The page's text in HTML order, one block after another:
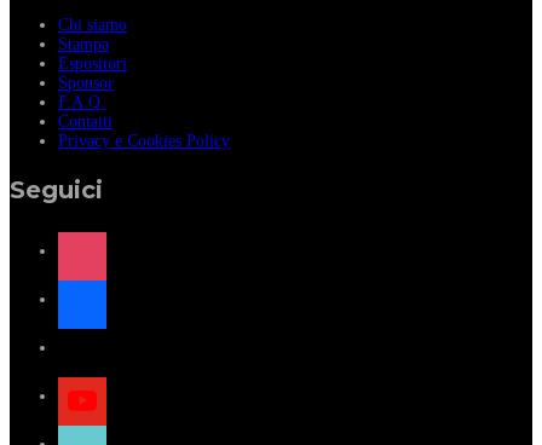
Chi siamo
Stampa
Espositori
Sponsor
F.A.Q.
Contatti
Privacy e Cookies Policy
Seguici
instagram
facebook
x
youtube
tiktok